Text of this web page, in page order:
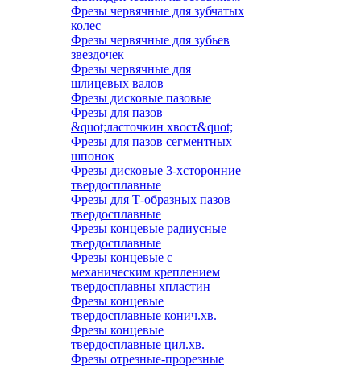
Фрезы червячные для зубчатых
колес
Фрезы червячные для зубьев
звездочек
Фрезы червячные для
шлицевых валов
Фрезы дисковые пазовые
Фрезы для пазов
&quot;ласточкин хвост&quot;
Фрезы для пазов сегментных
шпонок
Фрезы дисковые 3-хсторонние
твердосплавные
Фрезы для Т-образных пазов
твердосплавные
Фрезы концевые радиусные
твердосплавные
Фрезы концевые с
механическим креплением
твердосплавны хпластин
Фрезы концевые
твердосплавные конич.хв.
Фрезы концевые
твердосплавные цил.хв.
Фрезы отрезные-прорезные